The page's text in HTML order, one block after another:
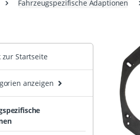
Fahrzeugspezifische Adaptionen
Startseite
anzeigen